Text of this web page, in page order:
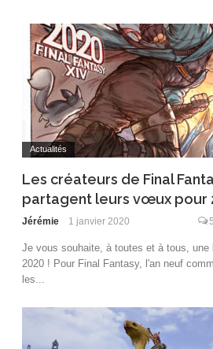
Actualités
Les créateurs de Final
partagent leurs vœux pour
Jérémie 1 janvier 2020
Je vous souhaite, à toutes et à tous, une
2020 ! Pour Final Fantasy, l'an neuf
les...